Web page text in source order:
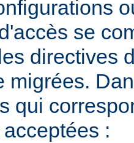
se
directives
migrées.
qui
: